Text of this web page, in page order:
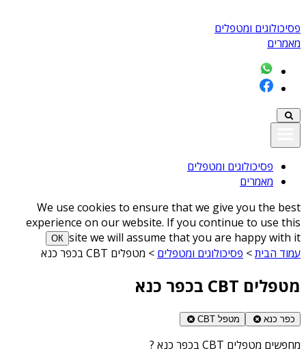
פסיכולוגים ומטפלים
מאמרים
פסיכולוגים ומטפלים
מאמרים
We use cookies to ensure that we give you the best
experience on our website. If you continue to use this
site we will assume that you are happy with it
ОК
עמוד הבית> פסיכולוגים ומטפלים > מטפלים CBT בכפר כנא
מטפלים CBT בכפר כנא
כפר כנא מטפל CBT
מחפשים מטפלים CBT בכפר כנא ?